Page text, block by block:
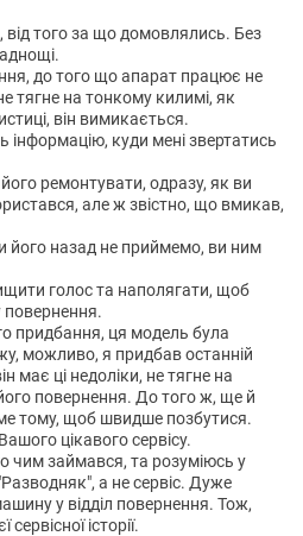
того за що домовлялись. Без
до того що апарат працює не
тягне на тонкому килимі, як
він вимикається.
інформацію, куди мені звертатись
ремонтувати, одразу, як ви
але ж звістно, що вмикав,
його назад не приймемо, ви ним
голос та наполягати, щоб
повернення.
придбання, ця модель була
можливо, я придбав останній
має ці недоліки, не тягне на
повернення. До того ж, ще й
тому, щоб швидше позбутися.
цікавого сервісу.
чим займався, та розуміюсь у
а не сервіс. Дуже
у відділ повернення. Тож,
історії.